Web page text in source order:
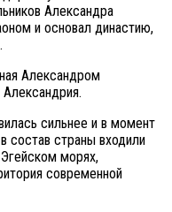
Александра
и основал династию,
Александром
сильнее и в момент
состав страны входили
морях,
современной